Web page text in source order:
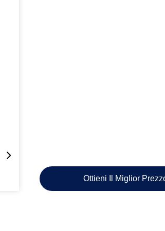
Ottieni Il Miglior